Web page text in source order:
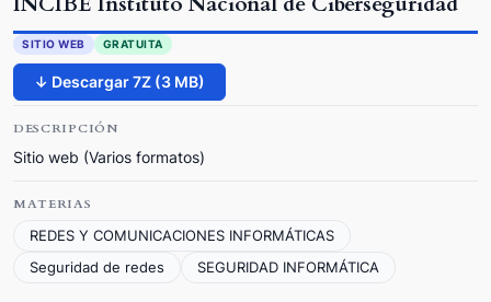
SITIO WEB GRATUITA
↓ Descargar 7Z (3 MB)
DESCRIPCIÓN
Sitio web (Varios formatos)
MATERIAS
REDES Y COMUNICACIONES INFORMÁTICAS
Seguridad de redes
SEGURIDAD INFORMÁTICA